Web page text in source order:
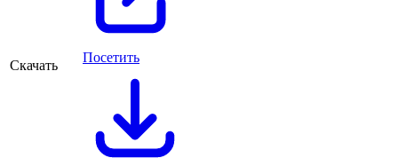
Скачать
Посетить